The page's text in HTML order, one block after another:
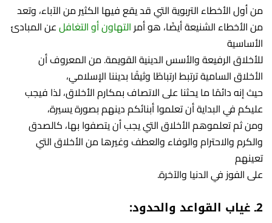
من أول الأخطاء التربوية التي قد يقع فيها الكثير من الآباء، وتعد
من الأخطاء الشنيعة أيضًا، هو أمر التهاون أو التغافلعن المبادئ
الأساسية
للأخلاق الرفيعة والأسس الدينية القويمة. من المعروف أن
الأخلاق السامية ترتبط ارتباطًا وثيقًا بديننا الإسلامي،
حيث إنه دائمًا ما يحثنا على الاتصاف بمكارم الأخلاق، لذا فيجب
عليكم في البداية أن تعلموا أبنائكم دينهم بصورة يسيرة،
ومن ثم تعلموهم الأخلاق التي يجب أن يتصفوا بها، كالصدق
والكرم والاحترام والوفاء والعطف وغيرها من الأخلاق التي
تعينهم
على الفوز في الدنيا والآخرة.
2ـ غياب القواعد والحدود: